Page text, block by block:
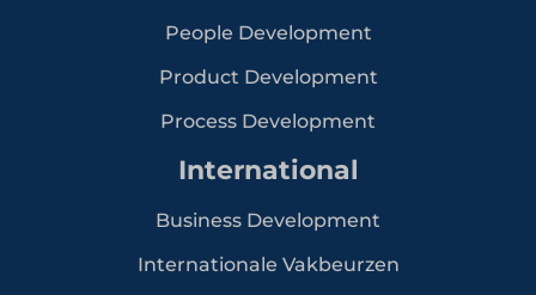
People Development
Product Development
Process Development
International
Business Development
Internationale Vakbeurzen